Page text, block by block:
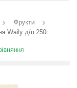
Фрукти
Waily д/п 250г